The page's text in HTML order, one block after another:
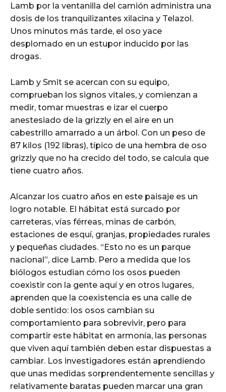
Lamb por la ventanilla del camión administra una
dosis de los tranquilizantes xilacina y Telazol.
Unos minutos más tarde, el oso yace
desplomado en un estupor inducido por las
drogas.
Lamb y Smit se acercan con su equipo,
comprueban los signos vitales, y comienzan a
medir, tomar muestras e izar el cuerpo
anestesiado de la grizzly en el aire en un
cabestrillo amarrado a un árbol. Con un peso de
87 kilos (192 libras), típico de una hembra de oso
grizzly que no ha crecido del todo, se calcula que
tiene cuatro años.
Alcanzar los cuatro años en este paisaje es un
logro notable. El hábitat está surcado por
carreteras, vías férreas, minas de carbón,
estaciones de esquí, granjas, propiedades rurales
y pequeñas ciudades. “Esto no es un parque
nacional”, dice Lamb. Pero a medida que los
biólogos estudian cómo los osos pueden
coexistir con la gente aquí y en otros lugares,
aprenden que la coexistencia es una calle de
doble sentido: los osos cambian su
comportamiento para sobrevivir, pero para
compartir este hábitat en armonía, las personas
que viven aquí también deben estar dispuestas a
cambiar. Los investigadores están aprendiendo
que unas medidas sorprendentemente sencillas y
relativamente baratas pueden marcar una gran